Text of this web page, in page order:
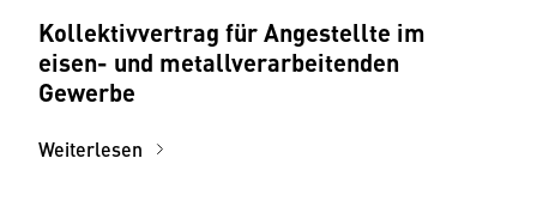
Kollektivvertrag für Angestellte im
eisen- und metallverarbeitenden
Gewerbe
Weiterlesen